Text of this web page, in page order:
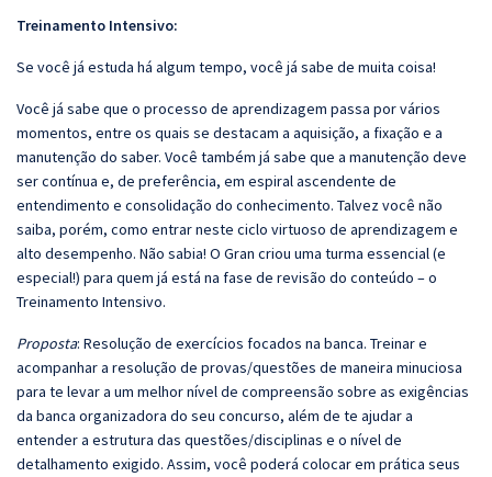
Treinamento Intensivo:
Se você já estuda há algum tempo, você já sabe de muita coisa!
Você já sabe que o processo de aprendizagem passa por vários
momentos, entre os quais se destacam a aquisição, a fixação e a
manutenção do saber. Você também já sabe que a manutenção deve
ser contínua e, de preferência, em espiral ascendente de
entendimento e consolidação do conhecimento. Talvez você não
saiba, porém, como entrar neste ciclo virtuoso de aprendizagem e
alto desempenho. Não sabia! O Gran criou uma turma essencial (e
especial!) para quem já está na fase de revisão do conteúdo – o
Treinamento Intensivo.
Proposta: Resolução de exercícios focados na banca. Treinar e
acompanhar a resolução de provas/questões de maneira minuciosa
para te levar a um melhor nível de compreensão sobre as exigências
da banca organizadora do seu concurso, além de te ajudar a
entender a estrutura das questões/disciplinas e o nível de
detalhamento exigido. Assim, você poderá colocar em prática seus